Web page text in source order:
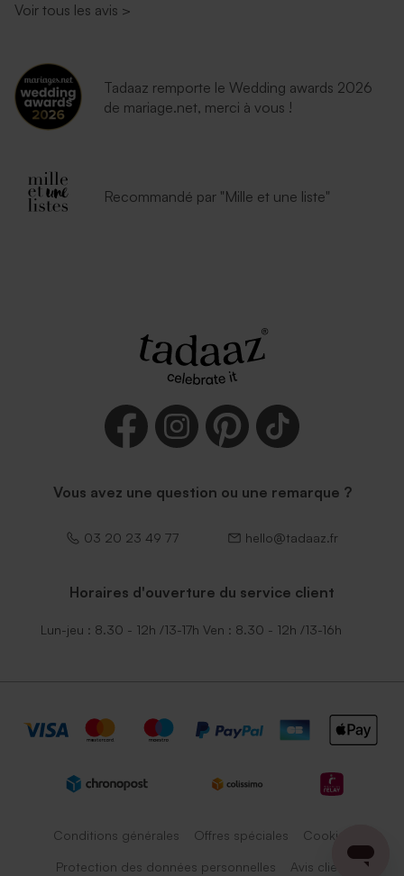
Voir tous les avis >
Tadaaz remporte le Wedding awards 2026
de mariage.net, merci à vous !
Recommandé par "Mille et une liste"
Vous avez une question ou une remarque ?
03 20 23 49 77 hello@tadaaz.fr
Horaires d'ouverture du service client
Lun-jeu : 8.30 - 12h /13-17h Ven : 8.30 - 12h /13-16h
Conditions générales Offres spéciales Cookies
Protection des données personnelles Avis client